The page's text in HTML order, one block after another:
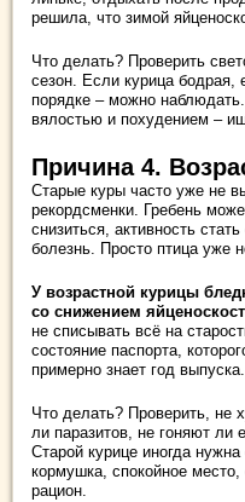
решила, что зимой
Что делать? Проверить
сезон. Если курица бодрая,
порядке – можно
вялостью и похудением –
Причина 4.
Старые куры часто уже не
рекордсменки. Гребень
снизиться, активность
болезнь. Просто птица уже
У возрастной курицы
со снижением
не списывать всё на
состояние паспорта,
примерно знает год
Что делать? Проверить, не
ли паразитов, не гоняют
Старой курице иногда
кормушка, спокойное
рацион.